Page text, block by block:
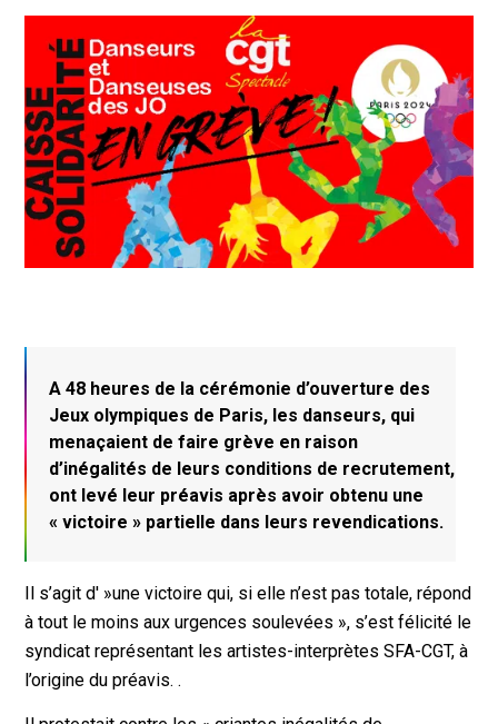
A 48 heures de la cérémonie d’ouverture des
Jeux olympiques de Paris, les danseurs, qui
menaçaient de faire grève en raison
d’inégalités de leurs conditions de recrutement,
ont levé leur préavis après avoir obtenu une
« victoire » partielle dans leurs revendications.
Il s’agit d' »une victoire qui, si elle n’est pas totale, répond
à tout le moins aux urgences soulevées », s’est félicité le
syndicat représentant les artistes-interprètes SFA-CGT, à
l’origine du préavis. .